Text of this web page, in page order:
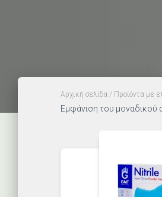
Αρχική σελίδα / Προϊόντα με
Εμφάνιση του μοναδικού